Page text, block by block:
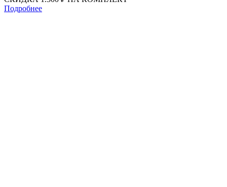
Подробнее